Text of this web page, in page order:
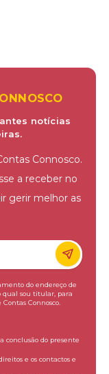
notícias
Connosco.
a receber no
gerir melhor as
do endereço de
qual sou titular, para
Connosco.
conclusão do presente
e os contactos e